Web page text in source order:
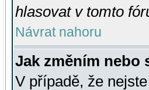
hlasovat v tomto
Návrat nahoru
Jak změním nebo
V případě, že